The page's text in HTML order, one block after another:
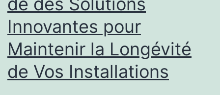
Innovantes pour
Maintenir la Longévité
de Vos Installations